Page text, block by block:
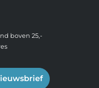
boven 25,-